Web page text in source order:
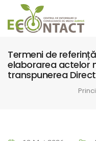
Termeni de
elaborarea actelor
transpunerea